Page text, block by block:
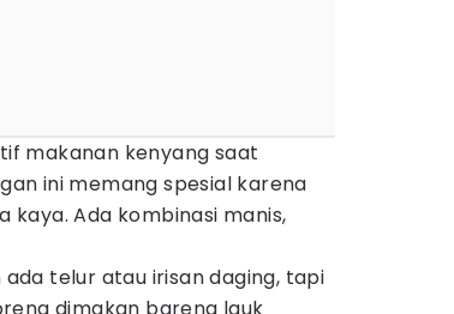
makanan kenyang saat
ini memang spesial karena
kaya. Ada kombinasi manis,
telur atau irisan daging, tapi